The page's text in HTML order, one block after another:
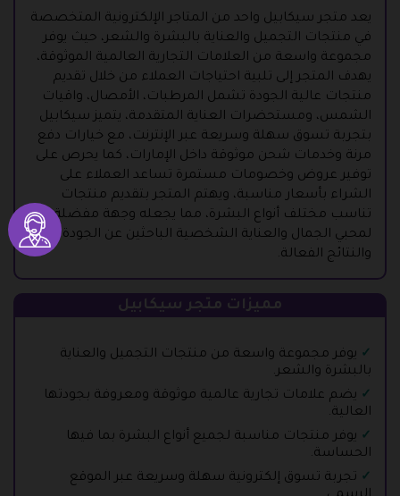
يعد متجر سيكابيل واحد من المتاجر الإلكترونية المتخصصة
في منتجات التجميل والعناية بالبشرة والشعر، حيث يوفر
مجموعة واسعة من العلامات التجارية العالمية الموثوقة،
يهدف المتجر إلى تلبية احتياجات العملاء من خلال تقديم
منتجات عالية الجودة تشمل المرطبات، الأمصال، واقيات
الشمس، ومستحضرات العناية المتقدمة، يتميز سيكابيل
بتجربة تسوق سهلة وسريعة عبر الإنترنت، مع خيارات دفع
مرنة وخدمات شحن موثوقة داخل الإمارات، كما يحرص على
توفير عروض وخصومات مستمرة تساعد العملاء على
الشراء بأسعار مناسبة، ويهتم المتجر بتقديم منتجات
تناسب مختلف أنواع البشرة، مما يجعله وجهة مفضلة
لمحبي الجمال والعناية الشخصية الباحثين عن الجودة
والنتائج الفعالة.
مميزات متجر سيكابيل
يوفر مجموعة واسعة من منتجات التجميل والعناية
بالبشرة والشعر.
يضم علامات تجارية عالمية موثوقة ومعروفة بجودتها
العالية.
يوفر منتجات مناسبة لجميع أنواع البشرة بما فيها
الحساسة.
تجربة تسوق إلكترونية سهلة وسريعة عبر الموقع